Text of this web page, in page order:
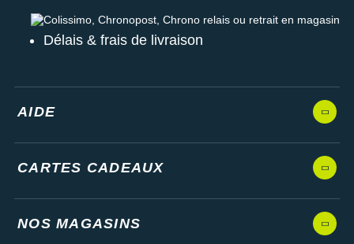
Colissimo, Chronopost, Chrono relais ou retrait en magasin
Délais & frais de livraison
AIDE
CARTES CADEAUX
NOS MAGASINS